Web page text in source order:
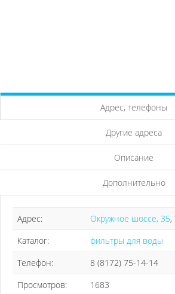
Адрес, телефоны
Другие адреса
Описание
Дополнительно
Адрес: Окружное шоссе, 35,
Каталог:
фильтры для воды
Телефон:
8 (8172) 75-14-14
Просмотров:
1683